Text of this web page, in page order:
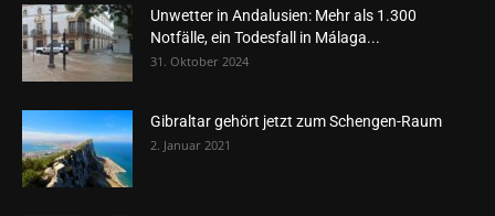
Unwetter in Andalusien: Mehr als 1.300
Notfälle, ein Todesfall in Málaga...
31. Oktober 2024
Gibraltar gehört jetzt zum Schengen-Raum
2. Januar 2021